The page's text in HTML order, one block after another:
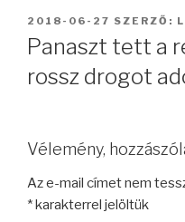
BEKÜLDVE:
2018-06-27 SZERZŐ:
Panaszt tett a
rossz drogot
Vélemény,
Az e-mail címet nem
* karakterrel jelöltük